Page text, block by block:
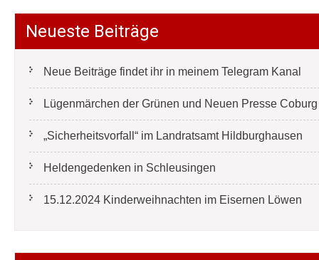
Neueste Beiträge
Neue Beiträge findet ihr in meinem Telegram Kanal
Lügenmärchen der Grünen und Neuen Presse
„Sicherheitsvorfall“ im Landratsamt Hildburghausen
Heldengedenken in Schleusingen
15.12.2024 Kinderweihnachten im Eisernen Löwen